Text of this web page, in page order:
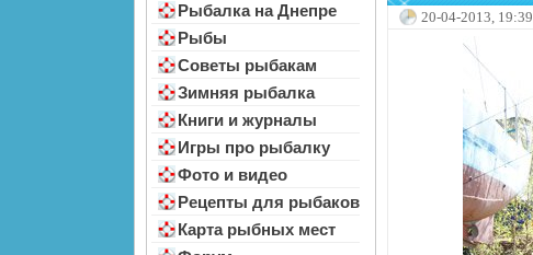
Рыбалка на Днепре
Рыбы
Советы рыбакам
Зимняя рыбалка
Книги и журналы
Игры про рыбалку
Фото и видео
Рецепты для рыбаков
Карта рыбных мест
20-04-2013, 19:39